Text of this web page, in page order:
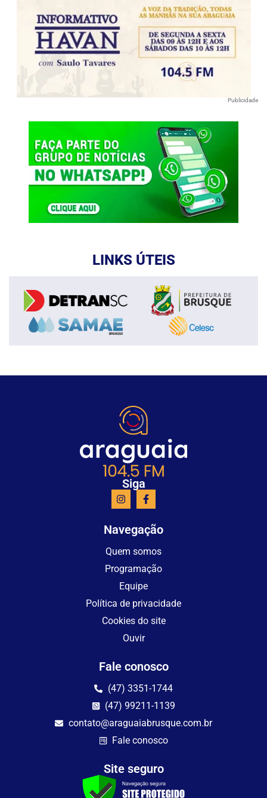
Publicidade
LINKS ÚTEIS
Siga
Navegação
Quem somos
Programação
Equipe
Política de privacidade
Cookies do site
Ouvir
Fale conosco
(47) 3351-1744
(47) 99211-1139
contato@araguaiabrusque.com.br
Fale conosco
Site seguro